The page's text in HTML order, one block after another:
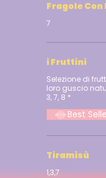
Fragole Con
7
i Fruttini
Selezione di
loro guscio
3, 7, 8 *
Best
Tiramisù
1,3,7